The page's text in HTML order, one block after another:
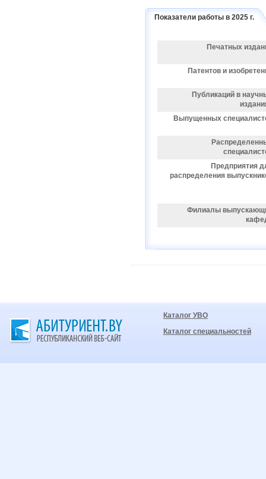
Показатели работы в 2025 г.
Печатных
Патентов и
Публикаций в
Выпущенных
Предприятия
распределения
Филиалы
Каталог УВО
Каталог специальностей